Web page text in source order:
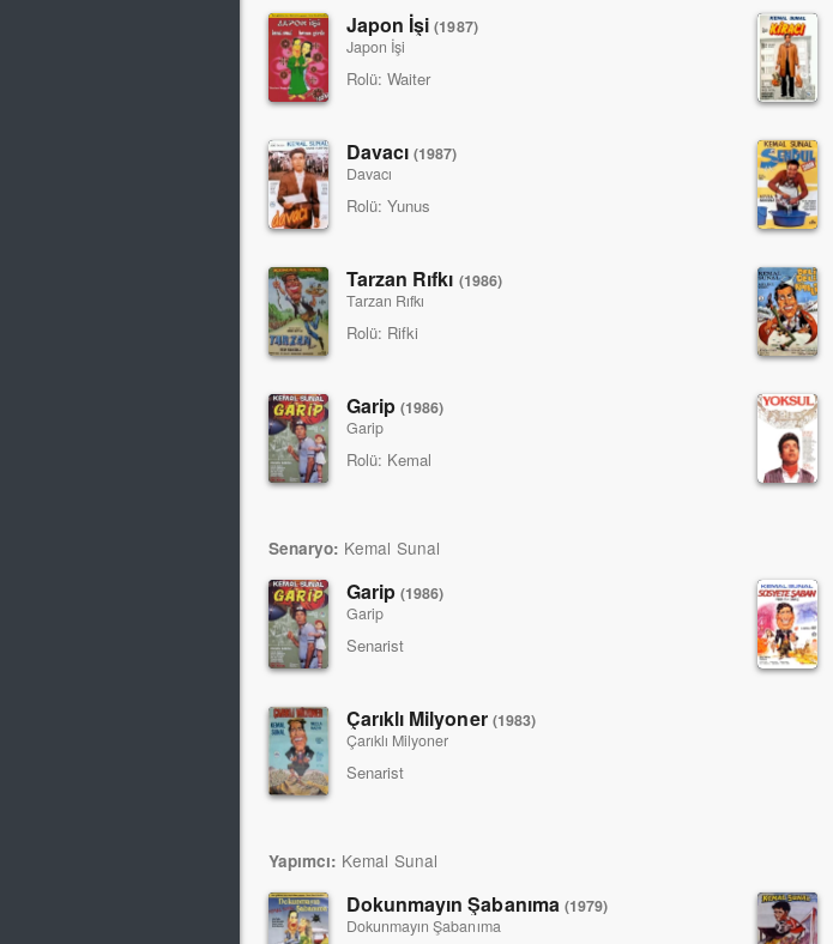
Japon İşi(1987)
Japon İşi
Rolü: Waiter
Davacı(1987)
Davacı
Rolü: Yunus
Tarzan Rıfkı (1986)
Tarzan Rıfkı
Rolü: Rifki
Garip(1986)
Garip
Rolü: Kemal
Senaryo: Kemal Sunal
Garip(1986)
Garip
Senarist
Çarıklı Milyoner (1983)
Çarıklı Milyoner
Senarist
Yapımcı: Kemal Sunal
Dokunmayın Şabanıma (1979)
Dokunmayın Şabanıma